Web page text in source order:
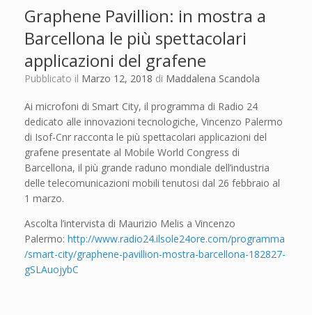
Graphene Pavillion: in mostra a
Barcellona le più spettacolari
applicazioni del grafene
Pubblicato il Marzo 12, 2018 di Maddalena Scandola
Ai microfoni di Smart City, il programma di Radio 24
dedicato alle innovazioni tecnologiche, Vincenzo Palermo
di Isof-Cnr racconta le più spettacolari applicazioni del
grafene presentate al Mobile World Congress di
Barcellona, il più grande raduno mondiale dell’industria
delle telecomunicazioni mobili tenutosi dal 26 febbraio al
1 marzo.
Ascolta l’intervista di Maurizio Melis a Vincenzo
Palermo: http://www.radio24.ilsole24ore.com/programma
/smart-city/graphene-pavillion-mostra-barcellona-182827-
gSLAuojybC